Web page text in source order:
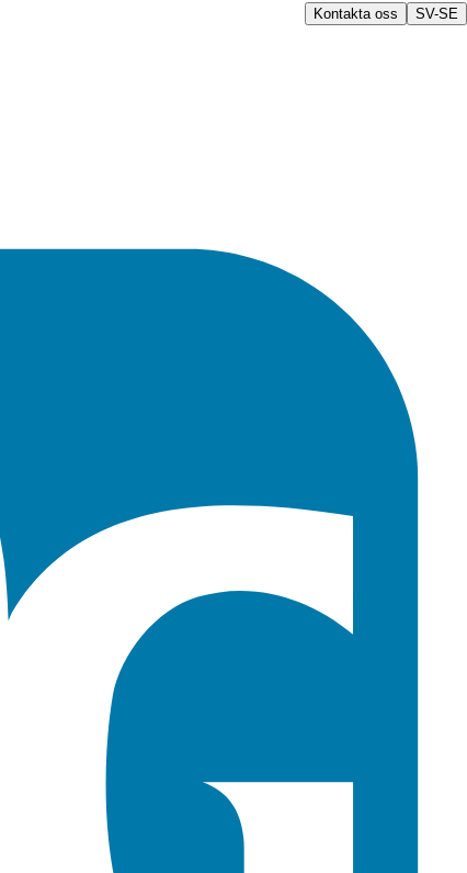
Kontakta oss SV-SE